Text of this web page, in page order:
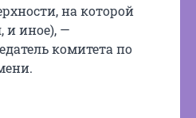
на которой
и иное), —
комитета по